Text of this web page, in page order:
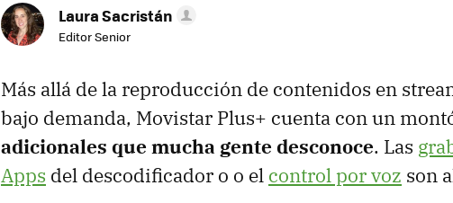
Laura Sacristán
Editor Senior
Más allá de la reproducción de contenidos en
bajo demanda, Movistar Plus+ cuenta con un
adicionales que mucha gente desconoce. Las
Apps del descodificador o o el control por voz son